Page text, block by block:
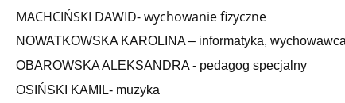
MACHCIŃSKI DAWID- wychowanie fizyczne
NOWATKOWSKA KAROLINA – informatyka,
OBAROWSKA ALEKSANDRA - pedagog specjalny
OSIŃSKI KAMIL- muzyka